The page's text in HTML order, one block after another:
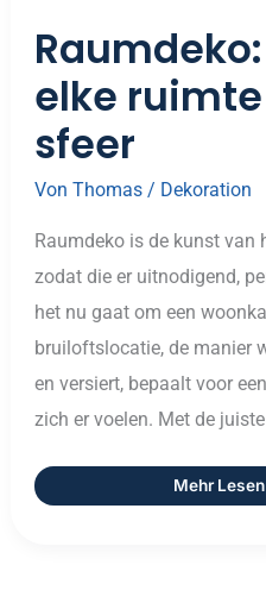
elke
sfeer
Von Thomas / Dekoration
Raumdeko is de kunst van
zodat die er uitnodigend,
het nu gaat om een
bruiloftslocatie, de manier
en versiert, bepaalt voor
zich er voelen. Met de
Mehr Lesen